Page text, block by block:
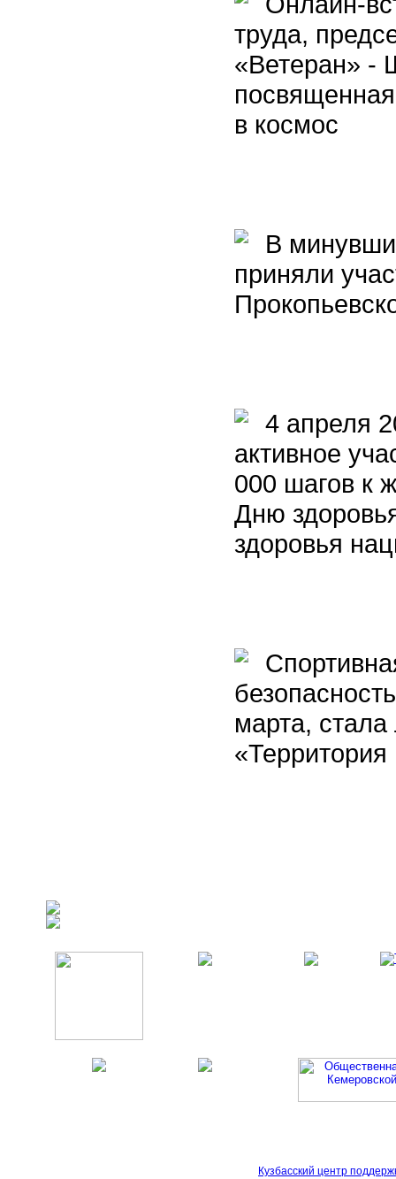
труда,
«Ветеран» -
в космос
В
приняли
4 апреля
активное
000 шагов к
Дню
здоровья
марта,
Кузбасский центр